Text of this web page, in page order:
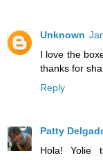
Unknown
I love the
thanks for
Reply
Patty
Hola! Yolie